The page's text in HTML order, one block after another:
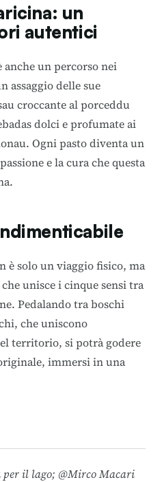
un
autentici
un percorso nei
assaggio delle sue
croccante al porceddu
dolci e profumate ai
Ogni pasto diventa un
e la cura che questa
è solo un viaggio fisico, ma
unisce i cinque sensi tra
Pedalando tra boschi
che uniscono
territorio, si potrà godere
immersi in una
per il lago; @Mirco Macari